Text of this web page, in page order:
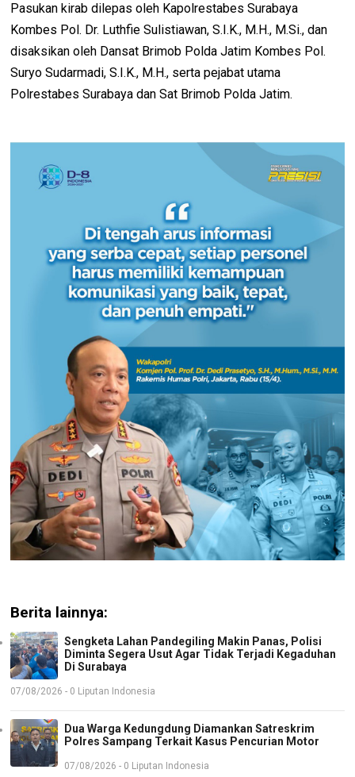
Pasukan kirab dilepas oleh Kapolrestabes Surabaya
Kombes Pol. Dr. Luthfie Sulistiawan, S.I.K., M.H., M.Si., dan
disaksikan oleh Dansat Brimob Polda Jatim Kombes Pol.
Suryo Sudarmadi, S.I.K., M.H., serta pejabat utama
Polrestabes Surabaya dan Sat Brimob Polda Jatim.
Berita lainnya:
Sengketa Lahan Pandegiling Makin Panas, Polisi
Diminta Segera Usut Agar Tidak Terjadi Kegaduhan
Di Surabaya
07/08/2026 - 0 Liputan Indonesia
Dua Warga Kedungdung Diamankan Satreskrim
Polres Sampang Terkait Kasus Pencurian Motor
07/08/2026 - 0 Liputan Indonesia